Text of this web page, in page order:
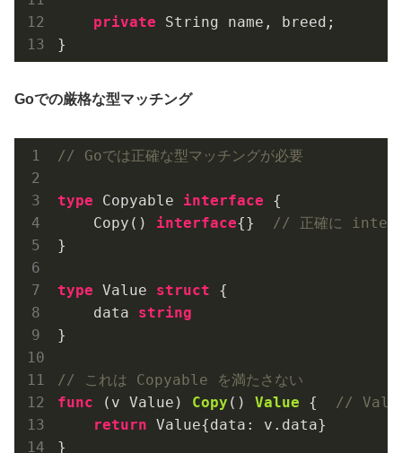
private String name, breed;
Goでの厳格な型マッチング
// Goでは正確な型マッチングが必要
type Copyable interface {
    Copy()
interface{}
// 正確に
}
type Value struct {
    data
string
}
// これは Copyable を満たさない
func
(v Value) Copy () Value {
// Value
return Value{data: v.data}
}